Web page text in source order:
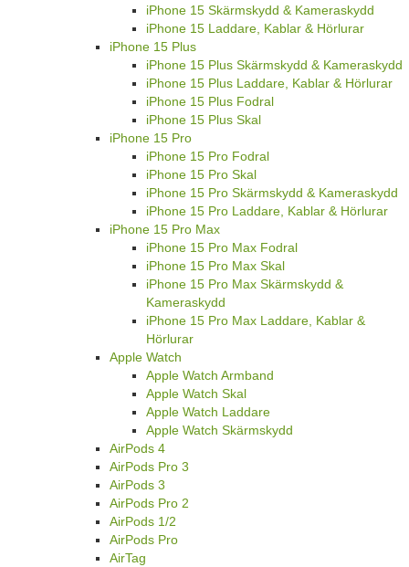
iPhone 15 Skärmskydd & Kameraskydd
iPhone 15 Laddare, Kablar & Hörlurar
iPhone 15 Plus
iPhone 15 Plus Skärmskydd & Kameraskydd
iPhone 15 Plus Laddare, Kablar & Hörlurar
iPhone 15 Plus Fodral
iPhone 15 Plus Skal
iPhone 15 Pro
iPhone 15 Pro Fodral
iPhone 15 Pro Skal
iPhone 15 Pro Skärmskydd & Kameraskydd
iPhone 15 Pro Laddare, Kablar & Hörlurar
iPhone 15 Pro Max
iPhone 15 Pro Max Fodral
iPhone 15 Pro Max Skal
iPhone 15 Pro Max Skärmskydd &
Kameraskydd
iPhone 15 Pro Max Laddare, Kablar &
Hörlurar
Apple Watch
Apple Watch Armband
Apple Watch Skal
Apple Watch Laddare
Apple Watch Skärmskydd
AirPods 4
AirPods Pro 3
AirPods 3
AirPods Pro 2
AirPods 1/2
AirPods Pro
AirTag